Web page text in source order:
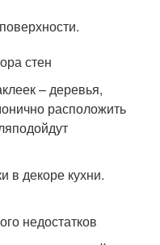
стен
– деревья,
расположить
в декоре кухни.
недостатков